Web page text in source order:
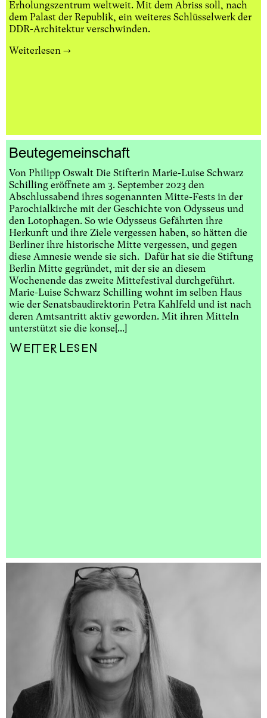
Erholungszentrum weltweit. Mit dem Abriss soll, nach
dem Palast der Republik, ein weiteres Schlüsselwerk der
DDR-Architektur verschwinden.
Weiterlesen →
Beutegemeinschaft
Von Philipp Oswalt Die Stifterin Marie-Luise Schwarz
Schilling eröffnete am 3. September 2023 den
Abschlussabend ihres sogenannten Mitte-Fests in der
Parochialkirche mit der Geschichte von Odysseus und
den Lotophagen. So wie Odysseus Gefährten ihre
Herkunft und ihre Ziele vergessen haben, so hätten die
Berliner ihre historische Mitte vergessen, und gegen
diese Amnesie wende sie sich. Dafür hat sie die Stiftung
Berlin Mitte gegründet, mit der sie an diesem
Wochenende das zweite Mittefestival durchgeführt.
Marie-Luise Schwarz Schilling wohnt im selben Haus
wie der Senatsbaudirektorin Petra Kahlfeld und ist nach
deren Amtsantritt aktiv geworden. Mit ihren Mitteln
unterstützt sie die konse[...]
Weiterlesen